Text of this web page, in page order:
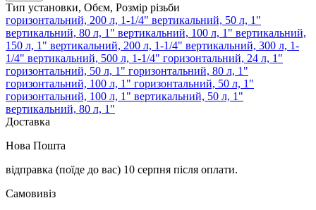
Тип установки, Обєм, Розмір різьби
горизонтальний, 200 л, 1-1/4" вертикальний, 50 л, 1"
вертикальний, 80 л, 1" вертикальний, 100 л, 1" вертикальний,
150 л, 1" вертикальний, 200 л, 1-1/4" вертикальний, 300 л, 1-
1/4" вертикальний, 500 л, 1-1/4" горизонтальний, 24 л, 1"
горизонтальний, 50 л, 1" горизонтальний, 80 л, 1"
горизонтальний, 100 л, 1" горизонтальний, 50 л, 1"
горизонтальний, 100 л, 1" вертикальний, 50 л, 1"
вертикальний, 80 л, 1"
Доставка
Нова Пошта
відправка (поїде до вас) 10 серпня після оплати.
Самовивіз